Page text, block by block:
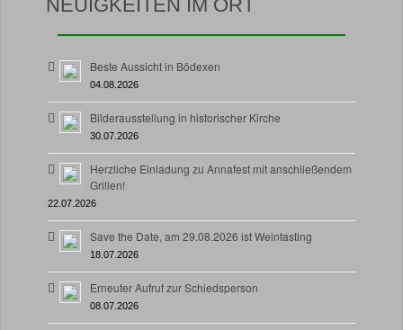
NEUIGKEITEN IM ORT
Beste Aussicht in Bödexen
04.08.2026
Bilderausstellung in historischer Kirche
30.07.2026
Herzliche Einladung zu Annafest mit anschließendem
Grillen!
22.07.2026
Save the Date, am 29.08.2026 ist Weintasting
18.07.2026
Erneuter Aufruf zur Schiedsperson
08.07.2026